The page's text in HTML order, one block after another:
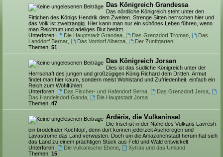
Das Königreich Grandessa
Das nördliche Königreich steht unter den
Fittichen des Königs Hendrik dem Zweiten. Strenge Sitten herrschen hier und
das Volk ist zweitrangig. Hier kann man nur ein schönes Leben führen, wenn
man Reichtum und adeliges Blut besitzt.
Unterforen:
Die Hauptstadt Grandea, Das Grenzdorf Troman,
Das
Landdorf Bernar
Das Vordorf Alberna,
Der Zunftgarten
Themen: 51
Das Königreich Jorsan
Dies ist das südliche Königreich unter der
Herrschaft des jungen und großzügigen König Richard dem Dritten. Armut
findet man hier kaum, sondern meist Wohlstand und Zufriedenheit, einfach ein
Reich zum Wohlfühlen.
Unterforen:
Das Fischer- und Hafendorf Serna, Das Grenzdorf Jersa,
Das Handelsdorf Ganda
Die Hauptstadt Jorsa
Themen: 47
Ardéris, die Vulkaninsel
Die Insel ist in der Nähe des Vulkans Lavresh
ein brodelnder Kochtopf, denn dort können jederzeit Ascheregen und
Lavaströme das Land verwüsten. Doch um die Amazonenstadt herum hat sich
das Land zu einem prächtigen Stück aus Feld und Wald entwickelt.
Unterforen:
Die vulkanische Ebene,
Xytras und das Umland
Themen: 15